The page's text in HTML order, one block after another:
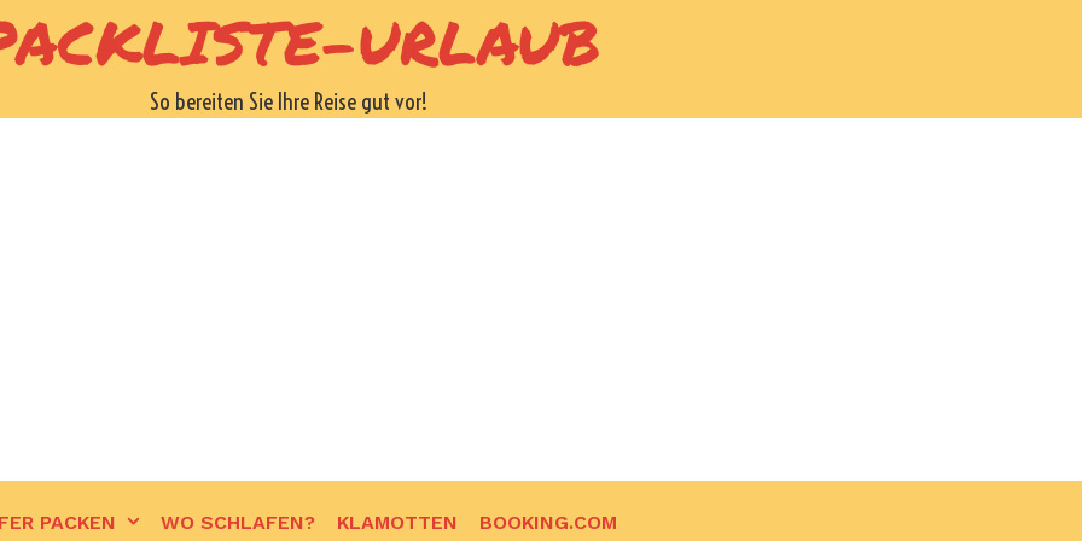
URLAUB
So bereiten Sie Ihre Reise gut vor!
PACKEN WO SCHLAFEN? KLAMOTTEN BOOKING.COM